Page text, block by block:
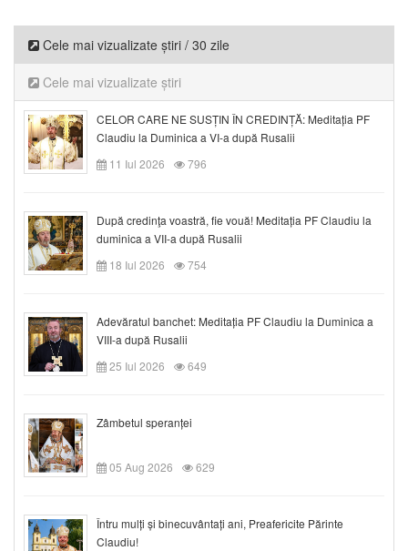
Cele mai vizualizate știri / 30 zile
Cele mai vizualizate știri
CELOR CARE NE SUSȚIN ÎN CREDINȚĂ: Meditația PF
Claudiu la Duminica a VI-a după Rusalii
11 Iul 2026
796
După credinţa voastră, fie vouă! Meditația PF Claudiu la
duminica a VII-a după Rusalii
18 Iul 2026
754
Adevăratul banchet: Meditația PF Claudiu la Duminica a
VIII-a după Rusalii
25 Iul 2026
649
Zâmbetul speranței
05 Aug 2026 629
Întru mulți și binecuvântați ani, Preafericite Părinte
Claudiu!